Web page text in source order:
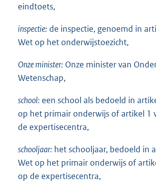
eindtoets,
inspectie: de inspectie, genoemd in
Wet op het onderwijstoezicht,
Onze minister: Onze minister van
Wetenschap,
school: een school als bedoeld in
op het primair onderwijs of artikel 1
de expertisecentra,
schooljaar: het schooljaar, bedoeld in
Wet op het primair onderwijs of
op de expertisecentra,